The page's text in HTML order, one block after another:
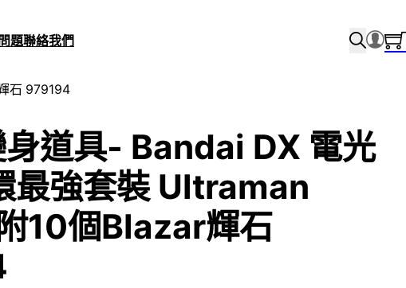
題聯絡我們
石 979194
身道具- Bandai DX 電光
最強套裝 Ultraman
10個Blazar輝石